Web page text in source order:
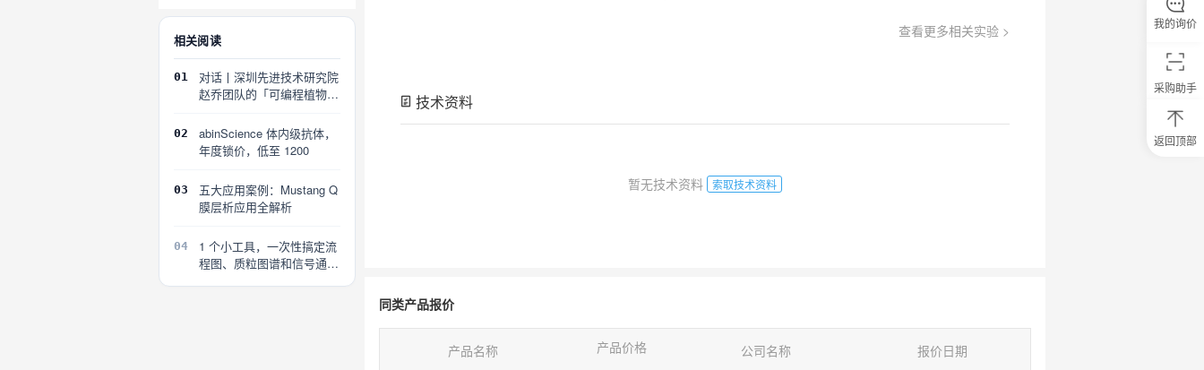
相关阅读
01
对话丨深圳先进技术研究院
赵乔团队的「可编程植物」
02
abinScience 体内级抗体，
年度锁价，低至 1200
03
五大应用案例：Mustang Q
膜层析应用全解析
04
1 个小工具，一次性搞定流
程图、质粒图谱和信号通路
查看更多相关实验 >
技术资料
暂无技术资料 索取技术资料
同类产品报价
产品名称 产品价格 公司名称 报价日期
采购助手
返回顶部
我的询价